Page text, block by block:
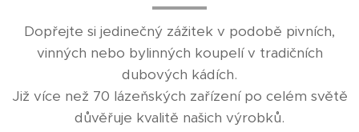
Dopřejte si jedinečný zážitek v podobě pivních,
vinných nebo bylinných koupelí v tradičních
dubových kádích.
Již více než 70 lázeňských zařízení po celém světě
důvěřuje kvalitě našich výrobků.